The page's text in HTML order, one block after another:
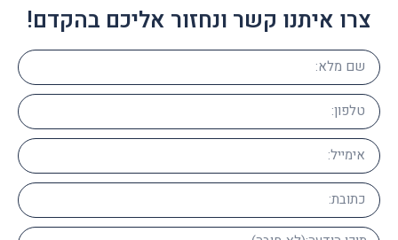
צרו איתנו קשר ונחזור אליכם בהקדם!